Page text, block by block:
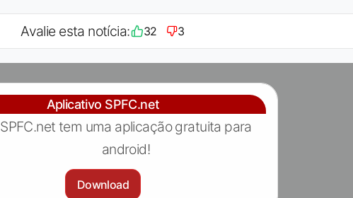
Avalie esta notícia: 32 3
Aplicativo SPFC.net
SPFC.net tem uma aplicação gratuita para
android!
Download